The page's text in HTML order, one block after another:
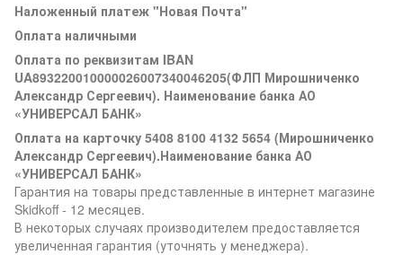
Наложенный платеж "Новая Почта"
Оплата наличными
Оплата по реквизитам IBAN
UA893220010000026007340046205(ФЛП Мирошниченко
Александр Сергеевич). Наименование банка АО
«УНИВЕРСАЛ БАНК»
Оплата на карточку 5408 8100 4132 5654 (Мирошниченко
Александр Сергеевич).Наименование банка АО
«УНИВЕРСАЛ БАНК»
Гарантия на товары представленные в интернет магазине
Skidkoff - 12 месяцев.
В некоторых случаях производителем предоставляется
увеличенная гарантия (уточнять у менеджера).